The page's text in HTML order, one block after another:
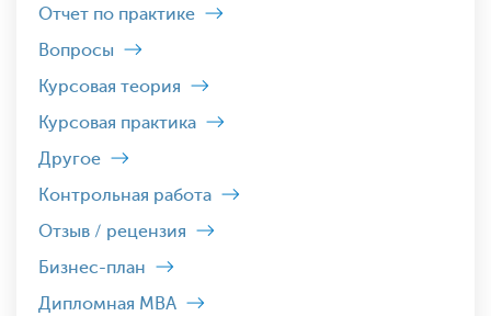
Отчет по практике
Вопросы
Курсовая теория
Курсовая практика
Другое
Контрольная работа
Отзыв / рецензия
Бизнес-план
Дипломная MBA